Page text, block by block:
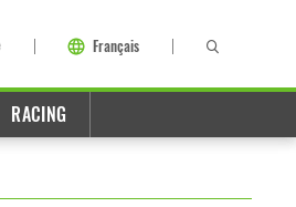
Français
RACING